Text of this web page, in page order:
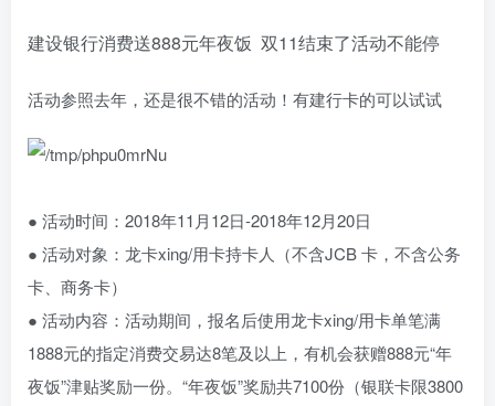
建设银行消费送888元年夜饭 双11结束了活动不能停
活动参照去年，还是很不错的活动！有建行卡的可以试试
● 活动时间：2018年11月12日-2018年12月20日
● 活动对象：龙卡xing/用卡持卡人（不含JCB 卡，不含公务
卡、商务卡）
● 活动内容：活动期间，报名后使用龙卡xing/用卡单笔满
1888元的指定消费交易达8笔及以上，有机会获赠888元“年
夜饭”津贴奖励一份。“年夜饭”奖励共7100份（银联卡限3800